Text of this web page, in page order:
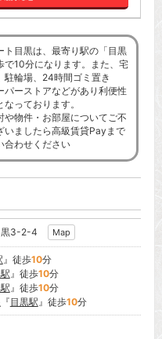
ト目黒は、最寄り駅の「目黒
で10分になります。また、宅
駐輪場、24時間ゴミ置き
パーストアなどがあり利便性
っております。
や物件・お部屋についてご不
いましたら高級賃貸Payまで
合わせください
黒3-2-4 Map
』徒歩10分
』徒歩10分
』徒歩10分
『目黒駅』徒歩10分